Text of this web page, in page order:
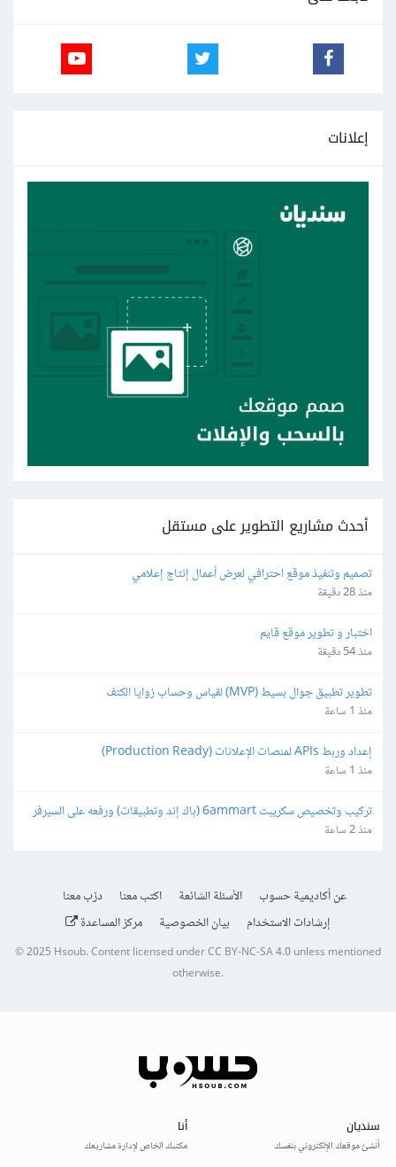
إعلانات
أحدث مشاريع التطوير على مستقل
تصميم وتنفيذ موقع احترافي لعرض أعمال إنتاج إعلامي
منذ 28 دقيقة
اختبار و تطوير موقع قايم
منذ 54 دقيقة
تطوير تطبيق جوال بسيط (MVP) لقياس وحساب زوايا الكتف
منذ 1 ساعة
إعداد وربط APIs لمنصات الإعلانات (Production Ready)
منذ 1 ساعة
تركيب وتخصيص سكريبت 6ammart (باك إند وتطبيقات) ورفعه على السيرفر
والمتجر
منذ 2 ساعة
عن أكاديمية حسوب الأسئلة الشائعة اكتب معنا
درّب معنا
إرشادات الاستخدام
بيان الخصوصية مركز المساعدة
© 2025 Hsoub.Content licensed underCC BY-NC-SA 4.0unless mentioned
otherwise.